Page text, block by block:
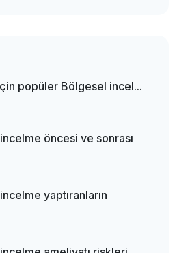
popüler Bölgesel incel...
öncesi ve sonrası
yaptıranların